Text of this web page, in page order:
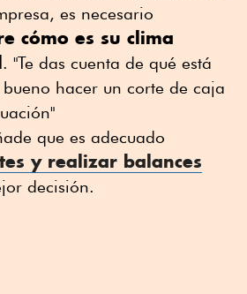
es necesario
cómo es su clima
. "Te das cuenta de qué está
hacer un corte de caja
que es adecuado
y realizar balances
decisión.